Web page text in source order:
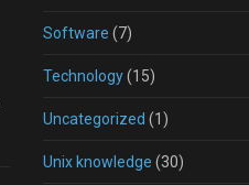
Software (7)
Technology(15)
Uncategorized (1)
Unix knowledge (30)